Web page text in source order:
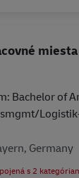
miesta
Bachelor of
Germany
s 2